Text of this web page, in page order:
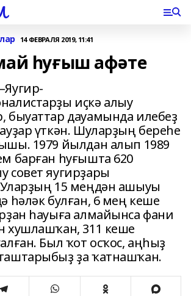
14 ФЕВРАЛЯ 2019, 11:41
һуғыш афәте
иҫкә алыу
быуаттар дауамында илебеҙ
үткән. Шуларҙың береһе
1979 йылдан алып 1989
барған һуғышта 620
совет яугирҙары
15 меңдән ашыуы
һәләк булған, 6 мең кеше
һауыға алмайынса фани
хушлашҡан, 311 кеше
Был ҡот осҡос, аңһыҙ
ҙа ҡатнашҡан.